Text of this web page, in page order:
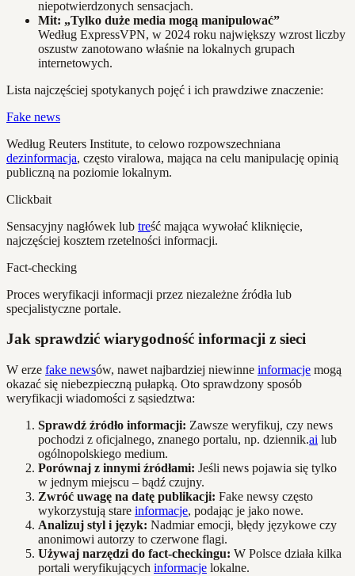
niepotwierdzonych sensacjach.
Mit: „Tylko duże media mogą manipulować”
Według ExpressVPN, w 2024 roku największy wzrost liczby
oszustw zanotowano właśnie na lokalnych grupach
internetowych.
Lista najczęściej spotykanych pojęć i ich prawdziwe znaczenie:
Fake news
Według Reuters Institute, to celowo rozpowszechniana
dezinformacja, często viralowa, mająca na celu manipulację opinią
publiczną na poziomie lokalnym.
Clickbait
Sensacyjny nagłówek lub treść mająca wywołać kliknięcie,
najczęściej kosztem rzetelności informacji.
Fact-checking
Proces weryfikacji informacji przez niezależne źródła lub
specjalistyczne portale.
Jak sprawdzić wiarygodność informacji z sieci
W erze fake newsów, nawet najbardziej niewinne informacje mogą
okazać się niebezpieczną pułapką. Oto sprawdzony sposób
weryfikacji wiadomości z sąsiedztwa:
Sprawdź źródło informacji: Zawsze weryfikuj, czy news
pochodzi z oficjalnego, znanego portalu, np. dziennik.ai lub
ogólnopolskiego medium.
Porównaj z innymi źródłami: Jeśli news pojawia się tylko
w jednym miejscu – bądź czujny.
Zwróć uwagę na datę publikacji: Fake newsy często
wykorzystują stare informacje, podając je jako nowe.
Analizuj styl i język: Nadmiar emocji, błędy językowe czy
anonimowi autorzy to czerwone flagi.
Używaj narzędzi do fact-checkingu: W Polsce działa kilka
portali weryfikujących informacje lokalne.